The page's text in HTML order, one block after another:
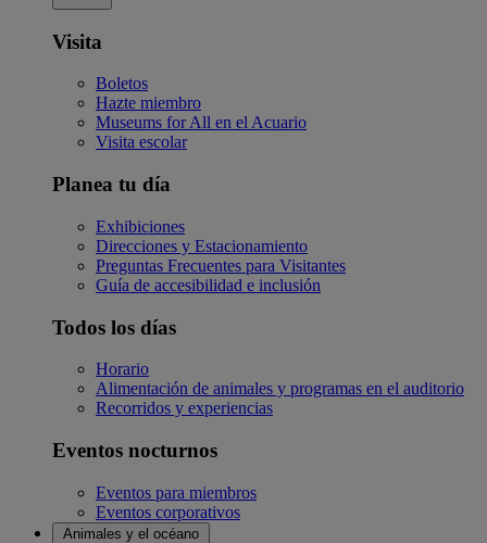
Visita
Boletos
Hazte miembro
Museums for All en el Acuario
Visita escolar
Planea tu día
Exhibiciones
Direcciones y Estacionamiento
Preguntas Frecuentes para Visitantes
Guía de accesibilidad e inclusión
Todos los días
Horario
Alimentación de animales y programas en el auditorio
Recorridos y experiencias
Eventos nocturnos
Eventos para miembros
Eventos corporativos
Animales y el océano